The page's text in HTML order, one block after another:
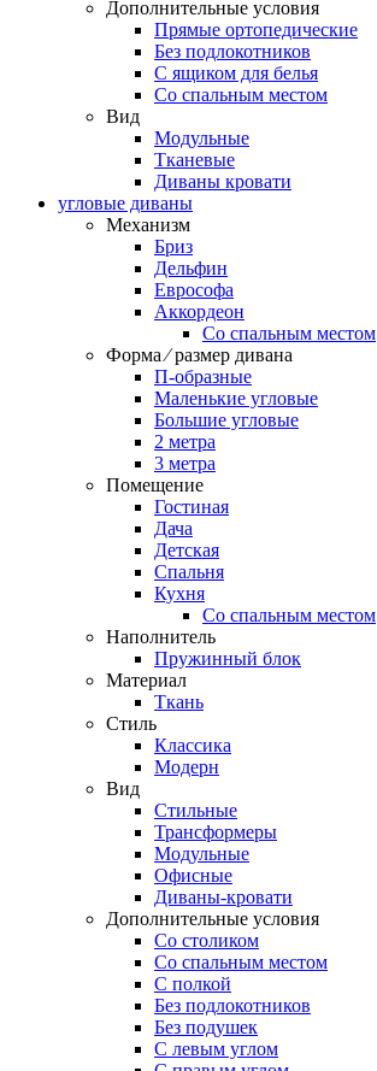
Дополнительные условия
Прямые ортопедические
Без подлокотников
С ящиком для белья
Со спальным местом
Вид
Модульные
Тканевые
Диваны кровати
угловые диваны
Механизм
Бриз
Дельфин
Еврософа
Аккордеон
Со спальным местом
Форма ⁄ размер дивана
П-образные
Маленькие угловые
Большие угловые
2 метра
3 метра
Помещение
Гостиная
Дача
Детская
Спальня
Кухня
Со спальным местом
Наполнитель
Пружинный блок
Материал
Ткань
Стиль
Классика
Модерн
Вид
Стильные
Трансформеры
Модульные
Офисные
Диваны-кровати
Дополнительные условия
Со столиком
Со спальным местом
С полкой
Без подлокотников
Без подушек
C левым углом